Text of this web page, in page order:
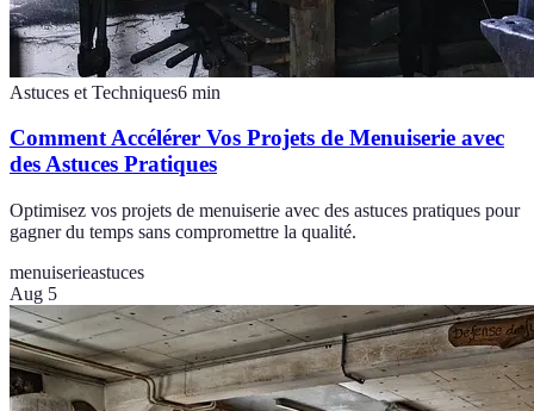
Astuces et Techniques6 min
Comment Accélérer Vos Projets de Menuiserie avec
des Astuces Pratiques
Optimisez vos projets de menuiserie avec des astuces pratiques pour
gagner du temps sans compromettre la qualité.
menuiserieastuces
Aug 5